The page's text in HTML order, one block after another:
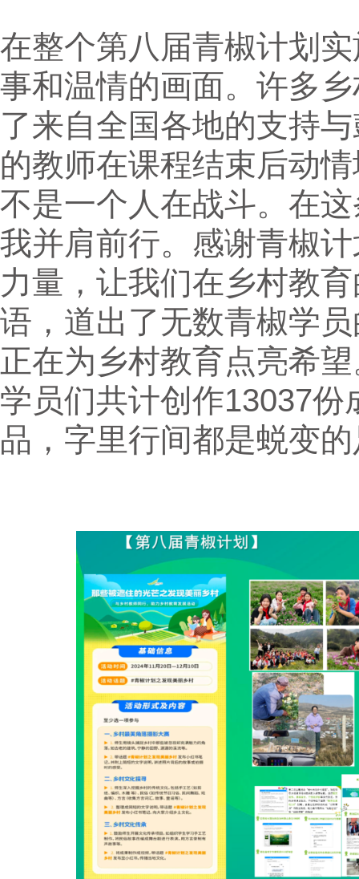
在整个第八届青椒计划
事和温情的画面。许多
了来自全国各地的支持
的教师在课程结束后动
不是一个人在战斗。在
我并肩前行。感谢青椒
力量，让我们在乡村教
语，道出了无数青椒学
正在为乡村教育点亮希
学员们共计创作13037
品，字里行间都是蜕变